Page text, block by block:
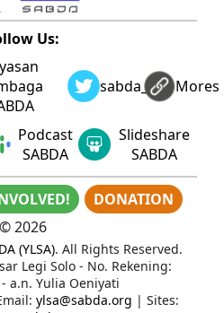
Us:
sabda_ylsaMores
Podcast
SABDA
Slideshare
SABDA
DONATION
©2026
(YLSA). All Rights Reserved.
Legi Solo - No. Rekening:
a.n. Yulia Oeniyati
ylsa@sabda.org | Sites: